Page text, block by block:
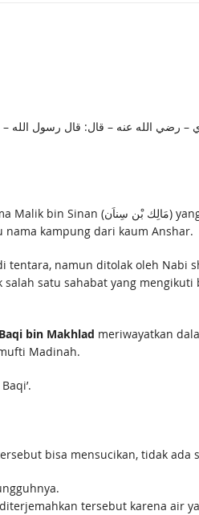
– رضي الله عنه – قال: قال رسول الله
kampung dari kaum Anshar.
namun ditolak oleh Nabi
satu sahabat yang
Baqi bin Makhlad meriwayatkan
Madinah.
bisa mensucikan, tidak ada